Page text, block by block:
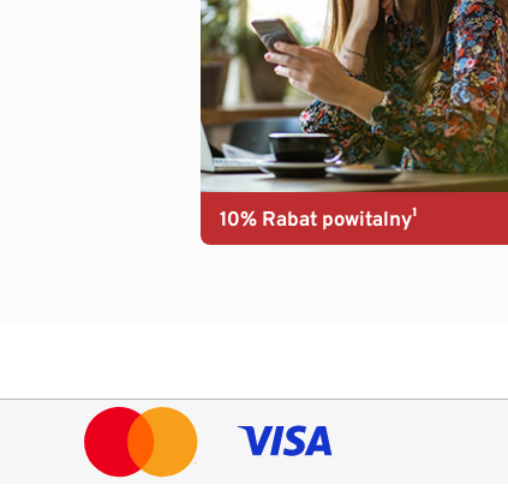
10% Rabat powitalny¹